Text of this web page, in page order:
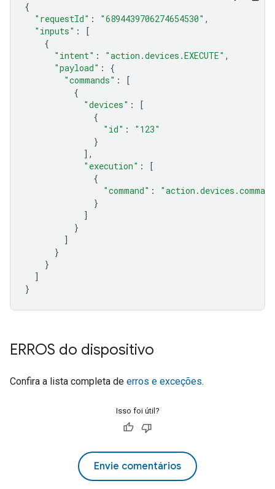
{
"requestId" : "6894439706274654530" ,
"inputs" :
[
{
"intent" : "action.devices.EXECUTE" ,
"payload" :
{
"commands" :
[
{
"devices" :
[
{
"id" :
"123"
}
],
"execution" :
[
{
"command" :
}
]
}
]
}
}
]
}
ERROS do dispositivo
Confira a lista completa de erros e exceções.
Isso foi útil?
Envie comentários